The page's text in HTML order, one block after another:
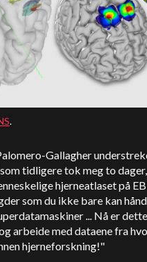
.
Gallagher
tidligere tok meg to
hjerneatlaset på
som du ikke bare kan
... Nå er
arbeide med dataene fra
hjerneforskning!"